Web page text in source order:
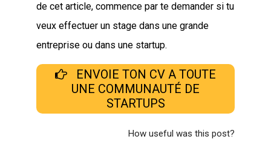
de cet article, commence par te demander si tu
veux effectuer un stage dans une grande
entreprise ou dans une startup.
ENVOIE TON CV A TOUTE
UNE COMMUNAUTÉ DE
STARTUPS
How useful was this post?